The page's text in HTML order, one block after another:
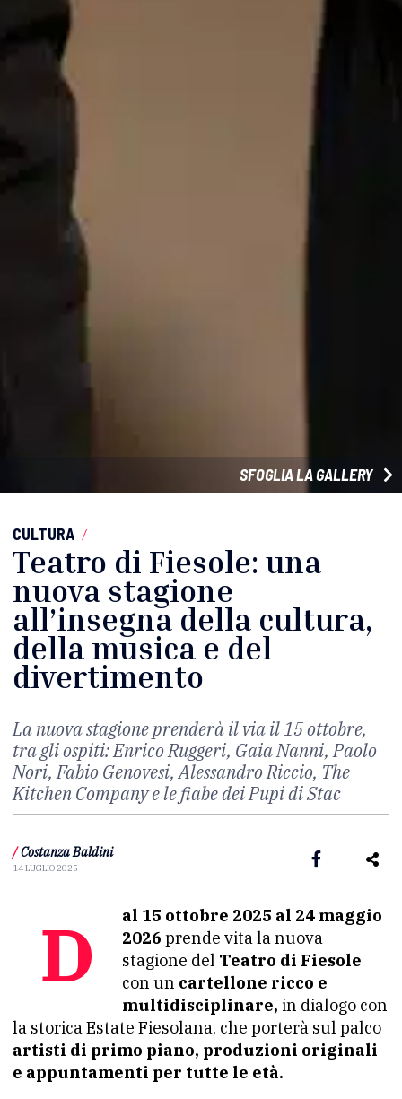
SFOGLIA LA GALLERY
CULTURA /
Teatro di Fiesole: una
nuova stagione
all’insegna della cultura,
della musica e del
divertimento
La nuova stagione prenderà il via il 15 ottobre,
tra gli ospiti: Enrico Ruggeri, Gaia Nanni, Paolo
Nori, Fabio Genovesi, Alessandro Riccio, The
Kitchen Company e le fiabe dei Pupi di Stac
/ Costanza Baldini
14 LUGLIO 2025
Dal 15 ottobre 2025 al 24 maggio 2026 prende vita la nuova
stagione del Teatro di Fiesole
con un cartellone ricco e
multidisciplinare, in dialogo con
la storica Estate Fiesolana, che porterà sul palco
artisti di primo piano, produzioni originali
e appuntamenti per tutte le età.